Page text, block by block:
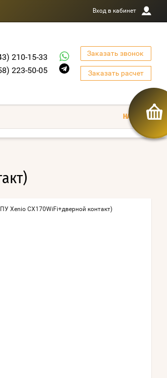
Вход в кабинет
210-15-33
223-50-05
Заказать звонок
Заказать расчет